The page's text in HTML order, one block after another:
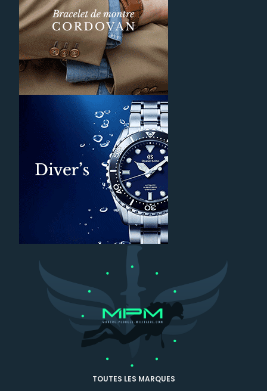
TOUTES LES MARQUES